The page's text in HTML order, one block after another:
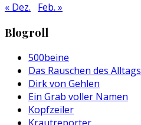
« Dez.
Feb. »
Blogroll
500beine
Das Rauschen des Alltags
Dirk von Gehlen
Ein Grab voller Namen
Kopfzeiler
Krautreporter